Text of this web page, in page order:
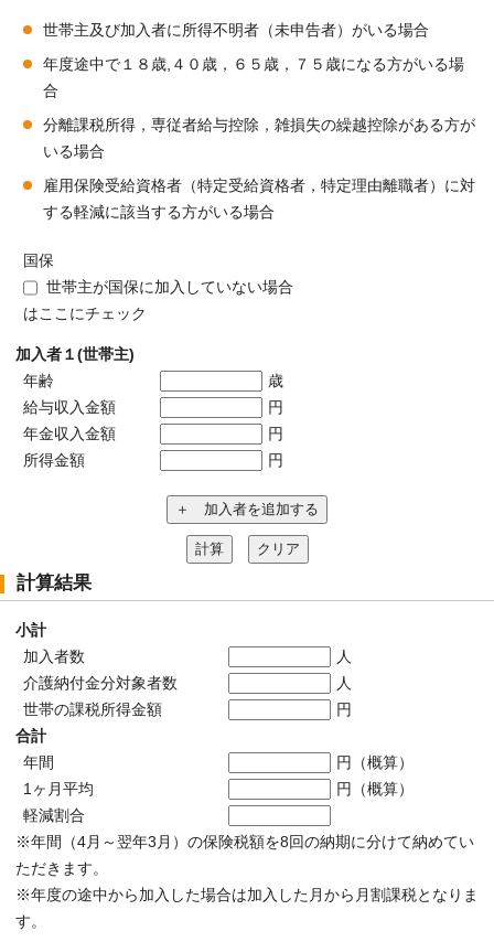
世帯主及び加入者に所得不明者（未申告者）がいる場合
年度途中で１８歳,４０歳，６５歳，７５歳になる方がいる場
合
分離課税所得，専従者給与控除，雑損失の繰越控除がある方が
いる場合
雇用保険受給資格者（特定受給資格者，特定理由離職者）に対
する軽減に該当する方がいる場合
国保
世帯主が国保に加入していない場合
はここにチェック
加入者１(世帯主)
年齢
歳
給与収入金額
円
年金収入金額
円
所得金額
円
＋ 加入者を追加する
計算 クリア
計算結果
小計
加入者数
人
介護納付金分対象者数
人
世帯の課税所得金額
円
合計
年間
円（概算）
1ヶ月平均
円（概算）
軽減割合
※年間（4月～翌年3月）の保険税額を8回の納期に分けて納めてい
ただきます。
※年度の途中から加入した場合は加入した月から月割課税となりま
す。